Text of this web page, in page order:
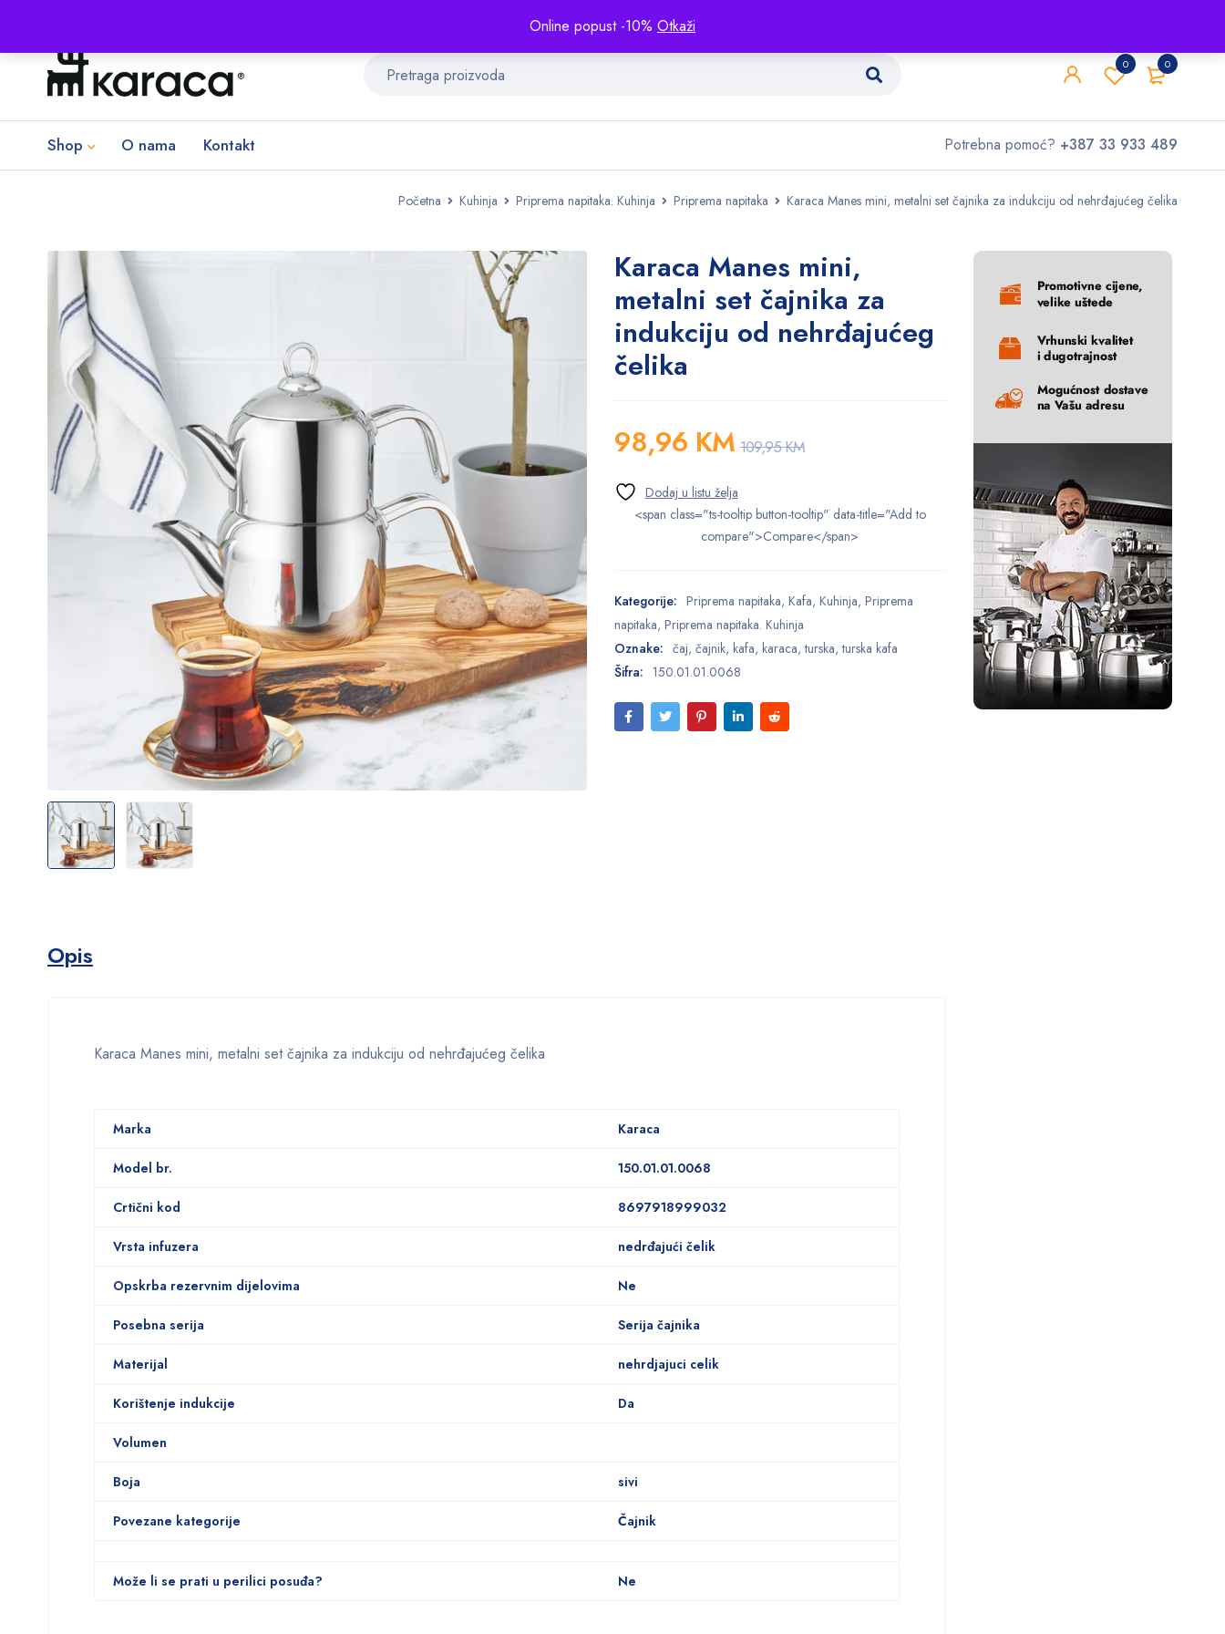
Online popust -10% Otkaži
0
0
Shop O nama Kontakt Potrebna pomoć? +387 33 933 489
Početna Kuhinja Priprema napitaka. Kuhinja Priprema napitaka Karaca Manes mini, metalni set čajnika za indukciju od nehrđajućeg čelika
Karaca Manes mini,
metalni set čajnika za
indukciju od nehrđajućeg
čelika
109,95KM
98,96 KM
<span class="ts-tooltip button-tooltip" data-title="Add to
compare">Compare</span>
Kategorije: Priprema napitaka, Kafa, Kuhinja, Priprema
napitaka, Priprema napitaka. Kuhinja
Oznake: čaj, čajnik, kafa, karaca,turska,turska kafa
Šifra: 150.01.01.0068
Opis
Karaca Manes mini, metalni set čajnika za indukciju od nehrđajućeg čelika
Marka Karaca
Model br. 150.01.01.0068
Crtični kod 8697918999032
Vrsta infuzera nedrđajući čelik
Opskrba rezervnim dijelovima Ne
Posebna serija Serija čajnika
Materijal nehrdjajuci celik
Korištenje indukcije Da
Volumen
Boja sivi
Povezane kategorije Čajnik
Može li se prati u perilici posuđa? Ne